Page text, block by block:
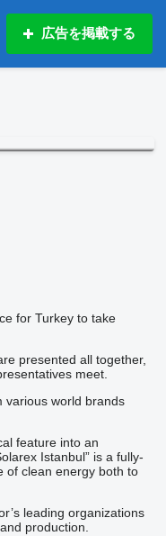
広告を掲載する
for Turkey to take
presented all together,
meet.
various world brands
feature into an
Istanbul” is a fully-
of clean energy both to
leading organizations
production.